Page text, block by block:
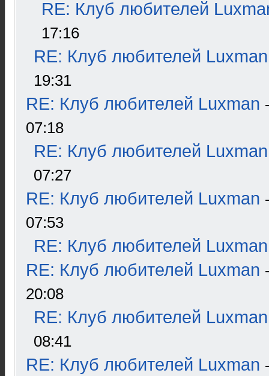
RE: Клуб любителей
17:16
RE: Клуб любителей Luxman
19:31
RE: Клуб любителей Luxman
07:18
RE: Клуб любителей Luxman
07:27
RE: Клуб любителей Luxman
07:53
RE: Клуб любителей Luxman
RE: Клуб любителей Luxman
20:08
RE: Клуб любителей Luxman
08:41
RE: Клуб любителей Luxman